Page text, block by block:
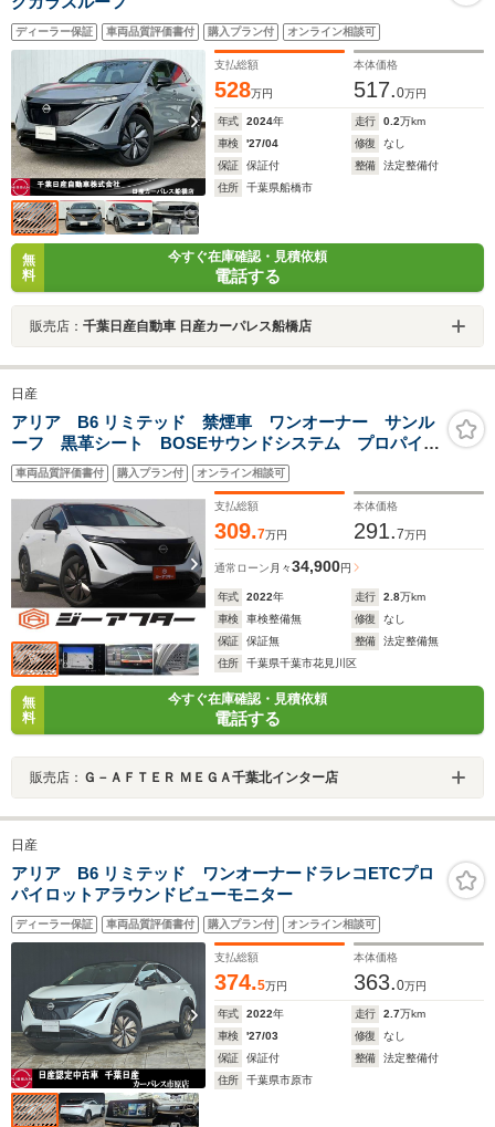
ディーラー保証 車両品質評価書付 購入プラン付 オンライン相談可
支払総額
528万円
本体価格
517.0万円
年式 2024年 走行 0.2万km
車検
'27/04 修復
なし
保証
保証付 整備
法定整備付
住所
千葉県船橋市
無
料
今すぐ在庫確認・見積依頼
電話する
販売店： 千葉日産自動車 日産カーパレス船橋店
日産
アリア B6 リミテッド 禁煙車 ワンオーナー サンル
ーフ 黒革シート BOSEサウンドシステム プロパイロ
ット 純正12.3インチナビ アラウンドビューモニター
温冷シート ステアリングヒーター ETC2.0
車両品質評価書付 購入プラン付 オンライン相談可
支払総額
309.7万円
本体価格
291.7万円
通常ローン 月々34,900円
年式 2022年 走行 2.8万km
車検
車検整備無 修復
なし
保証
保証無 整備
法定整備無
住所
千葉県千葉市花見川区
無
料
今すぐ在庫確認・見積依頼
電話する
販売店： Ｇ－ＡＦＴＥＲ ＭＥＧＡ千葉北インター店
日産
アリア B6 リミテッド ワンオーナードラレコETCプロ
パイロットアラウンドビューモニター
ディーラー保証 車両品質評価書付 購入プラン付 オンライン相談可
支払総額
374.5万円
本体価格
363.0万円
年式 2022年 走行 2.7万km
車検
'27/03 修復
なし
保証
保証付 整備
法定整備付
住所
千葉県市原市